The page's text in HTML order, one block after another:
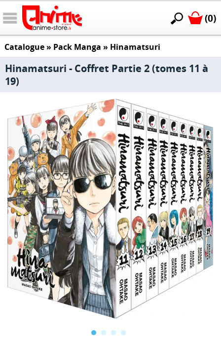
(0)
Catalogue» Pack Manga » Hinamatsuri
Hinamatsuri - Coffret Partie 2 (tomes 11 à
19)